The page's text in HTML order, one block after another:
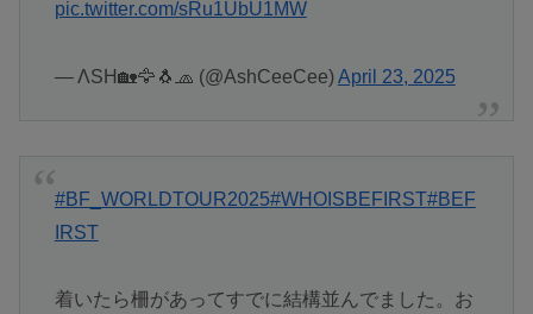
pic.twitter.com/sRu1UbU1MW
— ΛSH🏡🦅🐧🧢 (@AshCeeCee)April 23, 2025
#BF_WORLDTOUR2025#WHOISBEFIRST#BEF
IRST
着いたら柵があってすでに結構並んでました。お